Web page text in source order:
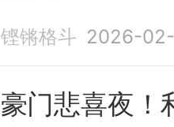
铿锵格斗 2026-
豪门悲喜夜！